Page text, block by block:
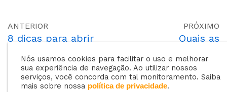
ANTERIOR
8 dicas para abrir
de sucesso
PRÓXIMO
Quais as
áreas de
armazenamento de
Nós usamos cookies para facilitar o uso e melhorar
sua experiência de navegação. Ao utilizar nossos
serviços, você concorda com tal monitoramento. Saiba
mais sobre nossa política de privacidade.